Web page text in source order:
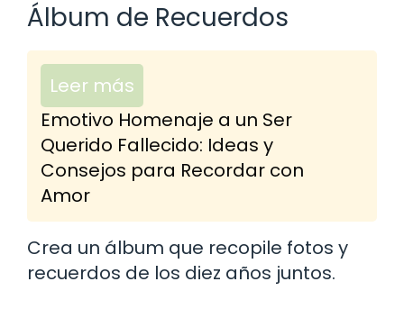
Álbum de Recuerdos
Leer más
Emotivo Homenaje a un Ser
Querido Fallecido: Ideas y
Consejos para Recordar con
Amor
Crea un álbum que recopile fotos y
recuerdos de los diez años juntos.